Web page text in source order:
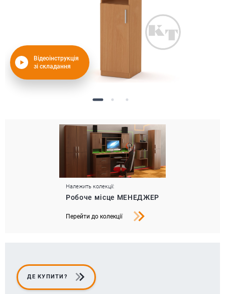
Відеоінструкція
зі складання
Належить колекції:
Робоче місце МЕНЕДЖЕР
Перейти до колекції
ДЕ КУПИТИ?